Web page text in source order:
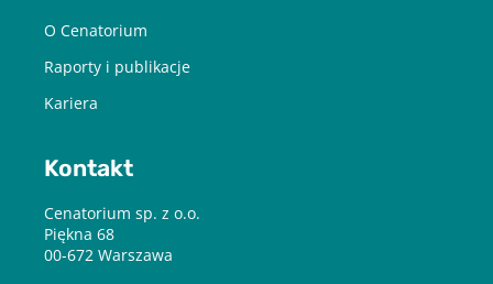
O Cenatorium
Raporty i publikacje
Kariera
Kontakt
Cenatorium sp. z o.o.
Piękna 68
00-672 Warszawa